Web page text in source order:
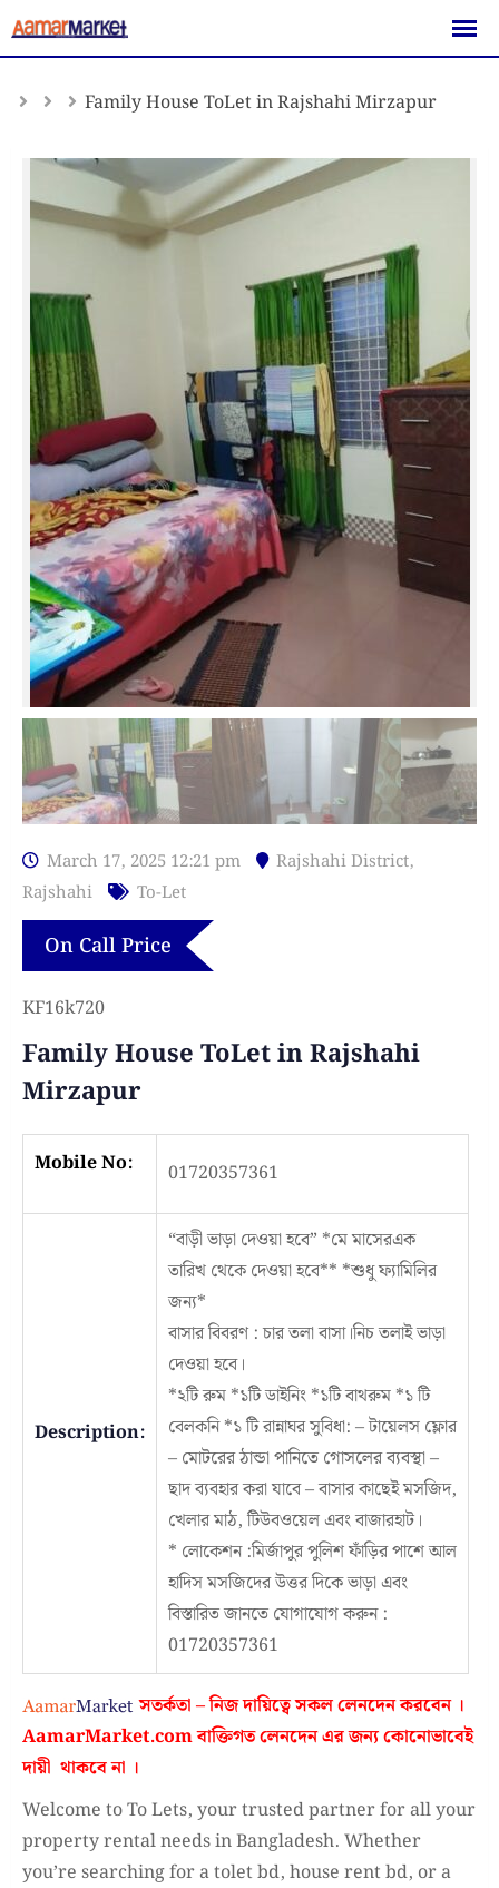
Skip
to
Family House ToLet in Rajshahi Mirzapur
March 17, 2025 12:21 pm Rajshahi District,
Rajshahi
To-Let
On Call Price
KF16k720
Family House ToLet in Rajshahi
Mirzapur
Mobile No: 01720357361
Description:
“বাড়ী ভাড়া দেওয়া হবে” *মে মাসেরএক
তারিখ থেকে দেওয়া হবে** *শুধু ফ্যামিলির
জন্য*
বাসার বিবরণ : চার তলা বাসা।নিচ তলাই ভাড়া
দেওয়া হবে।
*২টি রুম *১টি ডাইনিং *১টি বাথরুম *১ টি
বেলকনি *১ টি রান্নাঘর সুবিধা: – টায়েলস ফ্লোর
– মোটরের ঠান্ডা পানিতে গোসলের ব্যবস্থা –
ছাদ ব্যবহার করা যাবে – বাসার কাছেই মসজিদ,
খেলার মাঠ, টিউবওয়েল এবং বাজারহাট।
* লোকেশন :মির্জাপুর পুলিশ ফাঁড়ির পাশে আল
হাদিস মসজিদের উত্তর দিকে ভাড়া এবং
বিস্তারিত জানতে যোগাযোগ করুন :
01720357361
সতর্কতা – নিজ দায়িত্বে সকল লেনদেন করবেন ।
AamarMarket.comবাক্তিগত লেনদেন এর জন্য কোনোভাবেই
দায়ী থাকবে না ।
Welcome to To Lets, your trusted partner for all your
property rental needs in Bangladesh. Whether
you’re searching for a tolet bd, house rent bd, or a